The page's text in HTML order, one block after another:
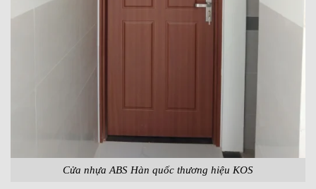
Cửa nhựa ABS Hàn quốc thương hiệu KOS